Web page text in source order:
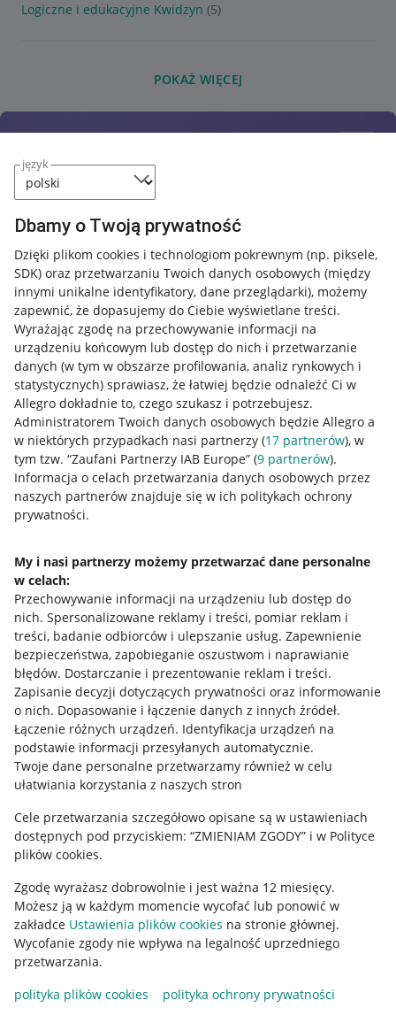
język
Dbamy o Twoją prywatność
Dzięki plikom cookies i technologiom pokrewnym (np. piksele,
SDK) oraz przetwarzaniu Twoich danych osobowych (między
innymi unikalne identyfikatory, dane przeglądarki), możemy
zapewnić, że dopasujemy do Ciebie wyświetlane treści.
Wyrażając zgodę na przechowywanie informacji na
urządzeniu końcowym lub dostęp do nich i przetwarzanie
danych (w tym w obszarze profilowania, analiz rynkowych i
statystycznych) sprawiasz, że łatwiej będzie odnaleźć Ci w
Allegro dokładnie to, czego szukasz i potrzebujesz.
Administratorem Twoich danych osobowych będzie Allegro a
w niektórych przypadkach nasi partnerzy (17 partnerów), w
tym tzw. “Zaufani Partnerzy IAB Europe” (9 partnerów).
Informacja o celach przetwarzania danych osobowych przez
naszych partnerów znajduje się w ich politykach ochrony
prywatności.
My i nasi partnerzy możemy przetwarzać dane personalne
w celach:
Przechowywanie informacji na urządzeniu lub dostęp do
nich. Spersonalizowane reklamy i treści, pomiar reklam i
treści, badanie odbiorców i ulepszanie usług. Zapewnienie
bezpieczeństwa, zapobieganie oszustwom i naprawianie
błędów. Dostarczanie i prezentowanie reklam i treści.
Zapisanie decyzji dotyczących prywatności oraz informowanie
o nich. Dopasowanie i łączenie danych z innych źródeł.
Łączenie różnych urządzeń. Identyfikacja urządzeń na
podstawie informacji przesyłanych automatycznie.
Twoje dane personalne przetwarzamy również w celu
ułatwiania korzystania z naszych stron
Cele przetwarzania szczegółowo opisane są w ustawieniach
dostępnych pod przyciskiem: “ZMIENIAM ZGODY” i w Polityce
plików cookies.
Zgodę wyrażasz dobrowolnie i jest ważna 12 miesięcy.
Możesz ją w każdym momencie wycofać lub ponowić w
zakładce Ustawienia plików cookies na stronie głównej.
Wycofanie zgody nie wpływa na legalność uprzedniego
przetwarzania.
polityka plików cookies
polityka ochrony prywatności
Logiczne i edukacyjne Kwidzyn (5)
POKAŻ WIĘCEJ
Przydatne informacje
Jak to działa
Allegro Gadane dla sprzedających
Allegro Gadane dla kupujących
Mapa miejscowości
Informacje prawne
Regulamin
Polityka plików "cookies"
Ustawienia plików "cookies"
Udostępnianie lokalizacji
Informacje dla Aktu o Usługach Cyfrowych
Pobierz aplikację